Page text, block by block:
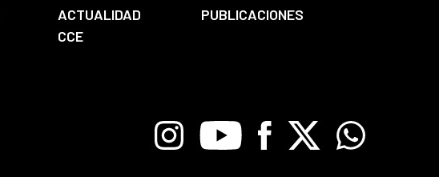
ACTUALIDAD
PUBLICACIONES
CCE
InstagramYoutube Facebook
X Whatsapp